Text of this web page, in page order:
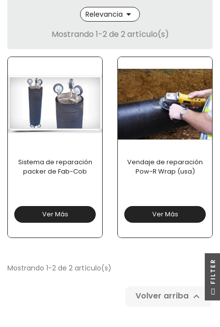
Relevancia 
Mostrando 1-2 de 2 artículo(s)
Sistema de reparación
packer de Fab-Cob
Ver Más
Vendaje de reparación
Pow-R Wrap (usa)
Ver Más
Mostrando 1-2 de 2 artículo(s)
Volver arriba 
R